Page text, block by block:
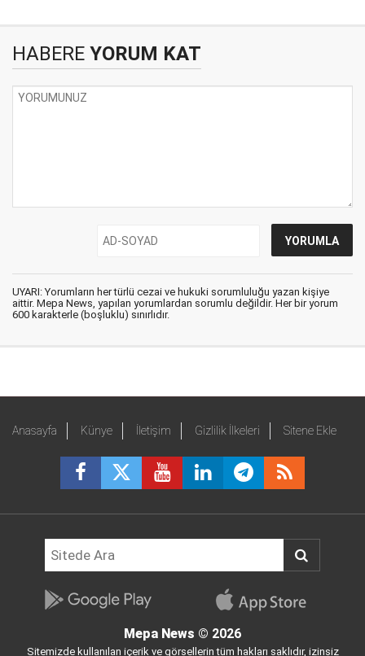
HABERE YORUM KAT
UYARI: Yorumların her türlü cezai ve hukuki sorumluluğu yazan kişiye
aittir. Mepa News, yapılan yorumlardan sorumlu değildir. Her bir yorum
600 karakterle (boşluklu) sınırlıdır.
Anasayfa Künye İletişim Gizlilik İlkeleri Sitene Ekle
Mepa News © 2026
Sitemizde kullanılan içerik ve görsellerin tüm hakları saklıdır, izinsiz